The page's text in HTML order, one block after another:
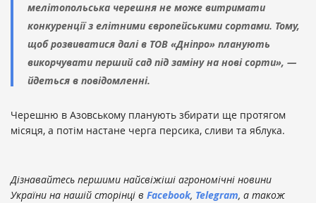
мелітопольська черешня не може витримати
конкуренції з елітними європейськими сортами. Тому,
щоб розвиватися далі в ТОВ «Дніпро» планують
викорчувати перший сад під заміну на нові сорти», —
йдеться в повідомленні.
Черешню в Азовському планують збирати ще протягом
місяця, а потім настане черга персика, сливи та яблука.
Дізнавайтесь першими найсвіжіші агрономічні новини
України на нашій сторінці в Facebook, Telegram, а також